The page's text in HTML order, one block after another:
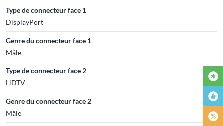
Type de connecteur face 1
DisplayPort
Genre du connecteur face 1
Mâle
Type de connecteur face 2
HDTV
Genre du connecteur face 2
Mâle